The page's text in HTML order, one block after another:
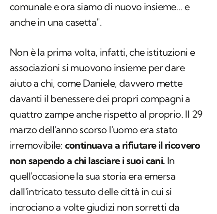
comunale e ora siamo di nuovo insieme… e
anche in una casetta".
Non è la prima volta, infatti, che istituzioni e
associazioni si muovono insieme per dare
aiuto a chi, come Daniele, davvero mette
davanti il benessere dei propri compagni a
quattro zampe anche rispetto al proprio. Il 29
marzo dell'anno scorso l'uomo era stato
irremovibile: continuava a rifiutare il ricovero
non sapendo a chi lasciare i suoi cani. In
quell'occasione la sua storia era emersa
dall'intricato tessuto delle città in cui si
incrociano a volte giudizi non sorretti da